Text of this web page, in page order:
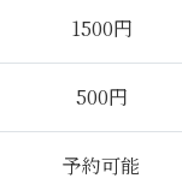
1500円
500円
予約可能